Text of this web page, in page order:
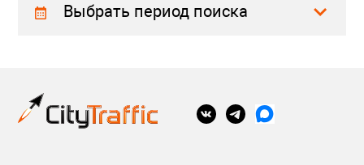
Выбрать период поиска